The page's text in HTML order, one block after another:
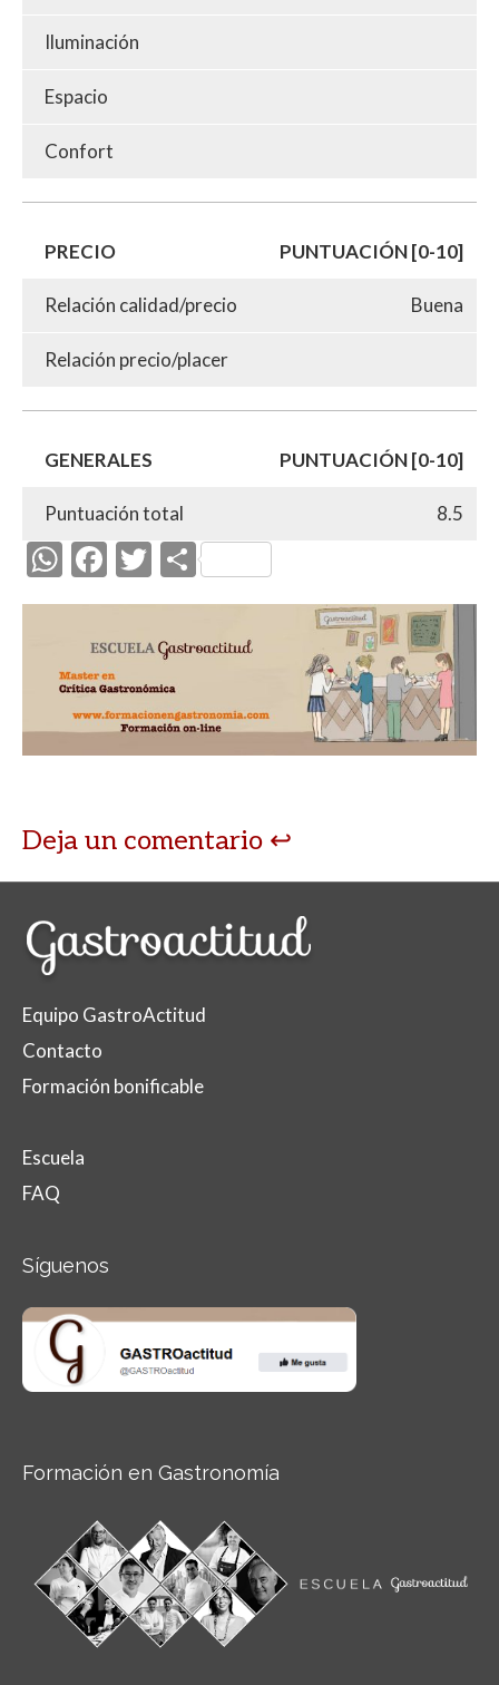
Iluminación
Espacio
Confort
PRECIO PUNTUACIÓN [0-10]
Relación calidad/precio Buena
Relación precio/placer
GENERALES PUNTUACIÓN [0-10]
Puntuación total 8.5
W
h
at
s
A
p
F
ac
e
b
o
o
T
w
itt
er
C
o
p
ar
ti
Deja un comentario
Equipo GastroActitud
Contacto
Formación bonificable
Escuela
FAQ
Síguenos
Formación en Gastronomía